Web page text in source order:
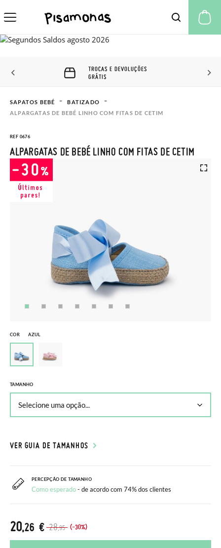
TROCAS E DEVOLUÇÕES
GRÁTIS
SAPATOS BEBÉ
BATIZADO
ALPARGATAS DE BEBÉ LINHO COM FITAS DE CETIM
REF 0676
ALPARGATAS DE BEBÉ LINHO COM FITAS DE CETIM
COR AZUL
TAMANHO
VER GUIA DE TAMANHOS
PERCEPÇÃO DE TAMANHO
Como esperado- de acordo com 74% dos clientes
28,95 (-30%)
20,26 €